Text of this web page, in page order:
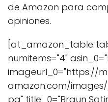
de Amazon para
opiniones.
[at_amazon_table
numitems="4"
imageurl_0="https://
amazon.com/images/I/
pg" title_0="Braun